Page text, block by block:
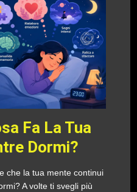
Fa La Tua
Dormi?
che la tua mente continui
A volte ti svegli più